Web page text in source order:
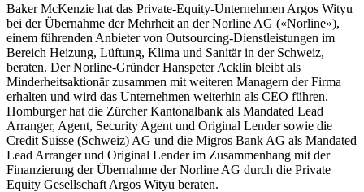
Baker McKenzie hat das Private-Equity-Unternehmen Argos Wityu
bei der Übernahme der Mehrheit an der Norline AG («Norline»),
einem führenden Anbieter von Outsourcing-Dienstleistungen im
Bereich Heizung, Lüftung, Klima und Sanitär in der Schweiz,
beraten. Der Norline-Gründer Hanspeter Acklin bleibt als
Minderheitsaktionär zusammen mit weiteren Managern der Firma
erhalten und wird das Unternehmen weiterhin als CEO führen.
Homburger hat die Zürcher Kantonalbank als Mandated Lead
Arranger, Agent, Security Agent und Original Lender sowie die
Credit Suisse (Schweiz) AG und die Migros Bank AG als Mandated
Lead Arranger und Original Lender im Zusammenhang mit der
Finanzierung der Übernahme der Norline AG durch die Private
Equity Gesellschaft Argos Wityu beraten.